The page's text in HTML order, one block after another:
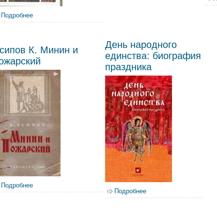
Подробнее
К. Минин и
Подробнее
День народного
единства: биография
праздника
Подробнее